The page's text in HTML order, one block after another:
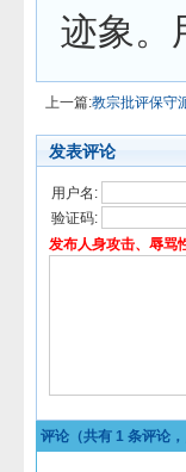
迹象。
上一篇:教宗批评保守
发表评论
用户名:
验证码:
发布人身攻击、辱骂
评论（共有 1 条评论，